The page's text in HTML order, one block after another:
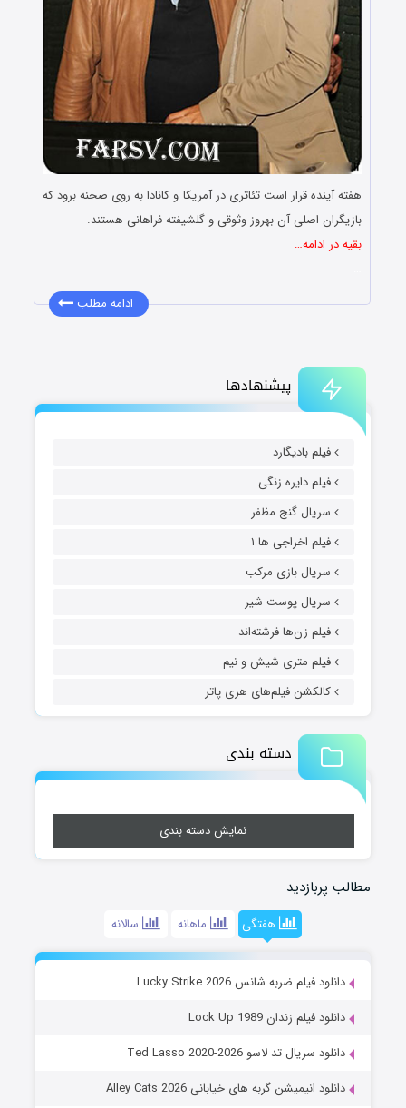
پیشنهادها
فیلم بادیگارد
فیلم دایره زنگی
سریال گنج مظفر
فیلم اخراجی ها ۱
سریال بازی مرکب
سریال پوست شیر
فیلم زن‌ها فرشته‌اند
فیلم متری شیش و نیم
کالکشن فیلم‌های هری پاتر
دسته بندی
نمایش دسته بندی
مطالب پربازدید
هفتگی ماهانه سالانه
دانلود فیلم ضربه شانس Lucky Strike 2026
دانلود فیلم زندان Lock Up 1989
دانلود سریال تد لاسو Ted Lasso 2020-2026
دانلود انیمیشن گربه های خیابانی Alley Cats 2026
هفته آینده قرار است تئاتری در آمریکا و کانادا به روی صحنه برود که
بازیگران اصلی آن بهروز وثوقی و گلشیفته فراهانی هستند.
بقیه در ادامه…
ادامه مطلب